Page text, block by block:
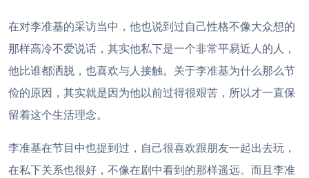
在对李准基的采访当中，他也说到过自己性格不像大众想的
那样高冷不爱说话，其实他私下是一个非常平易近人的人，
他比谁都洒脱，也喜欢与人接触。关于李准基为什么那么节
俭的原因，其实就是因为他以前过得很艰苦，所以才一直保
留着这个生活理念。
李准基在节目中也提到过，自己很喜欢跟朋友一起出去玩，
在私下关系也很好，不像在剧中看到的那样遥远。而且李准